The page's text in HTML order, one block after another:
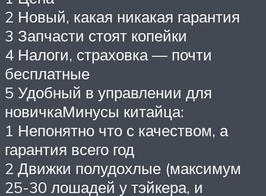
2 Новый, какая никакая гарантия
3 Запчасти стоят копейки
4 Налоги, страховка — почти
бесплатные
5 Удобный в управлении для
новичкаМинусы китайца:
1 Непонятно что с качеством, а
гарантия всего год
2 Движки полудохлые (максимум
25-30 лошадей у тэйкера, и